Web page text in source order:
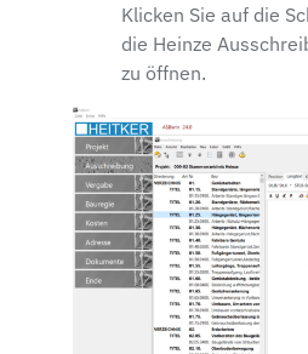
Klicken Sie auf die
die Heinze
zu öffnen.